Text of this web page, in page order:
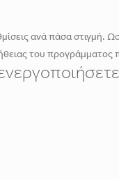
ανά πάσα στιγμή.
του